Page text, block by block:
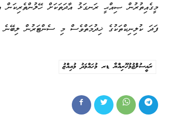
މީގެއިތުރުން ޞިއްޙީ ރަނގަޅު އާދަތަކަށް ހޭލުންތެރިކަން
ފަދަ ކުލިނިކްތަކުގެ ޚިދުމަތްވެސް މި ސެންޓަރުން ލިބޭނެ
ރައީސުލްޖުމުހޫރިއްޔާ ޑރ މުހައްމަދު މުއިއްޒު